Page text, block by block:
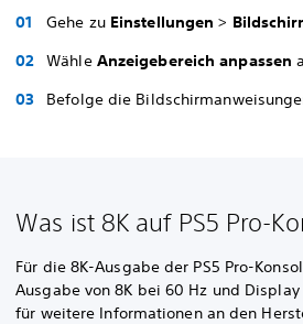
Gehe zu Einstellungen >
Wähle Anzeigebereich anpassen
Befolge die
Was ist 8K auf PS5 Pro-
Für die 8K-Ausgabe der PS5 Pro-
Ausgabe von 8K bei 60 Hz und
für weitere Informationen an den